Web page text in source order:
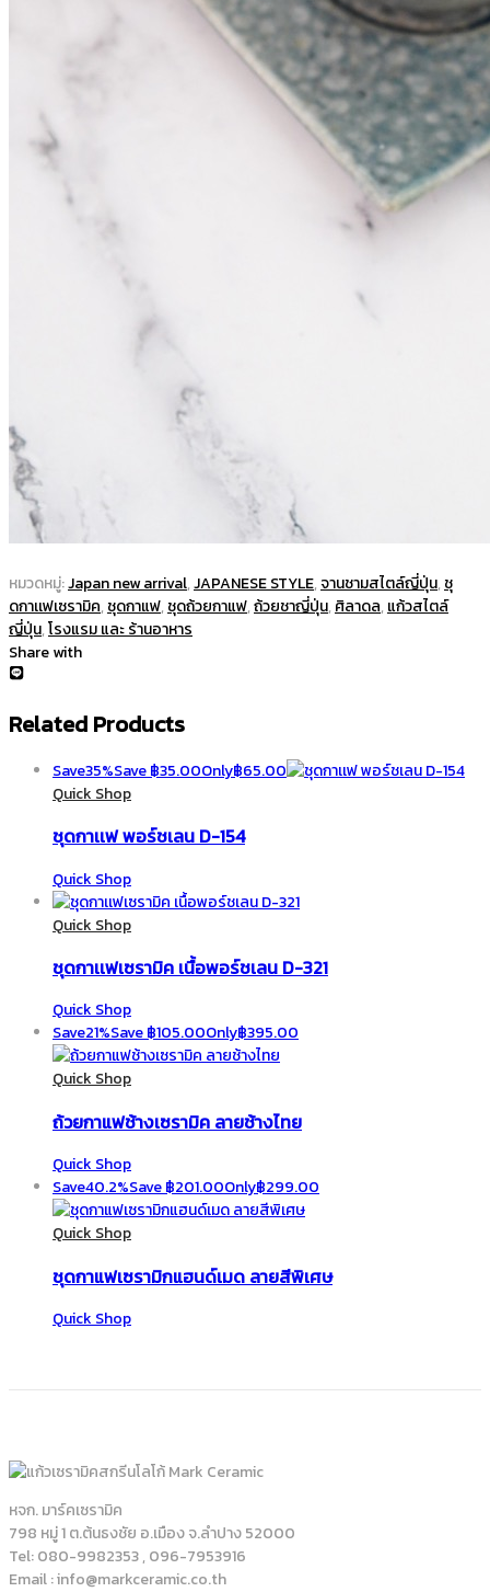
หมวดหมู่:Japan new arrival,JAPANESE STYLE,จานชามสไตล์ญี่ปุ่น, ชุ
ดกาเเฟเซรามิค, ชุดกาแฟ, ชุดถ้วยกาแฟ,ถ้วยชาญี่ปุ่น, ศิลาดล, แก้วสไตล์
ญี่ปุ่น,โรงแรม และ ร้านอาหาร
Share with
Related Products
Save35%Save฿35.00Only฿65.00
Quick Shop
ชุดกาเเฟ พอร์ชเลน D-154
Quick Shop
Quick Shop
ชุดกาเเฟเซรามิค เนื้อพอร์ชเลน D-321
Quick Shop
Save21%Save฿105.00Only฿395.00
Quick Shop
ถ้วยกาแฟช้างเซรามิค ลายช้างไทย
Quick Shop
Save40.2%Save฿201.00Only฿299.00
Quick Shop
ชุดกาแฟเซรามิกแฮนด์เมด ลายสีพิเศษ
Quick Shop
หจก. มาร์คเซรามิค
798 หมู่ 1 ต.ต้นธงชัย อ.เมือง จ.ลำปาง 52000
Tel: 080-9982353 , 096-7953916
Email : info@markceramic.co.th